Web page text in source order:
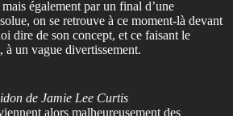
également par un final d’une
on se retrouve à ce moment-là devant
dire de son concept, et ce faisant le
à un vague divertissement.
de Jamie Lee Curtis
alors malheureusement des